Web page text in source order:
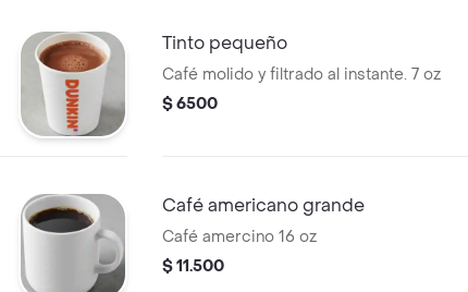
Tinto pequeño
Café molido y filtrado al instante. 7 oz
$ 6500
Café americano grande
Café amercino 16 oz
$ 11.500